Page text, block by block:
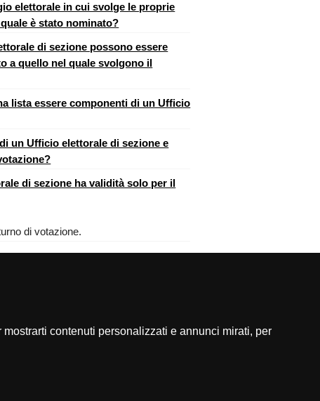
contenuti personalizzati e annunci mirati, per
elettorale in cui svolge le proprie
è stato nominato?
di sezione possono essere
a quello nel quale svolgono il
lista essere componenti di un Ufficio
un Ufficio elettorale di sezione e
di sezione ha validità solo per il
di votazione.